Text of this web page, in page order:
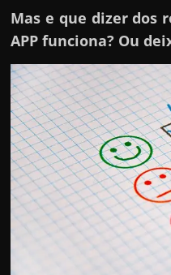
Mas e que dizer dos
APP funciona? Ou